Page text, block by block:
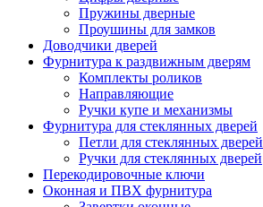
Пружины дверные
Проушины для замков
Доводчики дверей
Фурнитура к раздвижным дверям
Комплекты роликов
Направляющие
Ручки купе и механизмы
Фурнитура для стеклянных дверей
Петли для стеклянных дверей
Ручки для стеклянных дверей
Перекодировочные ключи
Оконная и ПВХ фурнитура